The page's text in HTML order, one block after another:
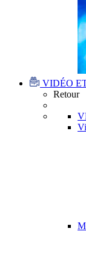
VIDÉO
Retour